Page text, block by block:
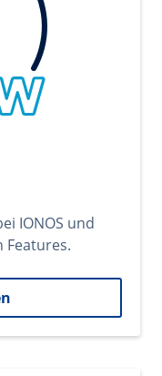
IONOS und
Features.